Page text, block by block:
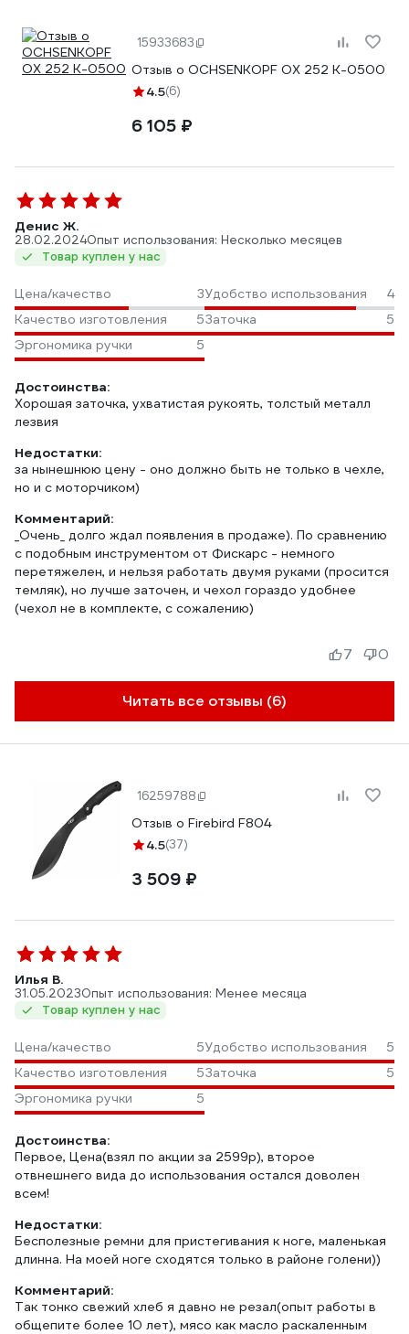
15933683
Отзыв о OCHSENKOPF OX 252 K-0500
4.5(6)
6 105 ₽
Денис Ж.
28.02.2024Опыт использования: Несколько месяцев
Товар куплен у нас
Цена/качество 3Удобство использования
4
Качество изготовления
5Заточка
5
Эргономика ручки
5
Достоинства:
Хорошая заточка, ухватистая рукоять, толстый металл
лезвия
Недостатки:
за нынешнюю цену - оно должно быть не только в чехле,
но и с моторчиком)
Комментарий:
_Очень_ долго ждал появления в продаже). По сравнению
с подобным инструментом от Фискарс - немного
перетяжелен, и нельзя работать двумя руками (просится
темляк), но лучше заточен, и чехол гораздо удобнее
(чехол не в комплекте, с сожалению)
Читать все отзывы (6)
7 0
16259788
Отзыв о Firebird F804
4.5(37)
3 509 ₽
Илья В.
31.05.2023Опыт использования: Менее месяца
Товар куплен у нас
Цена/качество 5Удобство использования
5
Качество изготовления
5Заточка
5
Эргономика ручки
5
Достоинства:
Первое, Цена(взял по акции за 2599р), второе
отвнешнего вида до использования остался доволен
всем!
Недостатки:
Бесполезные ремни для пристегивания к ноге, маленькая
длинна. На моей ноге сходятся только в районе голени))
Комментарий:
Так тонко свежий хлеб я давно не резал(опыт работы в
общепите более 10 лет), мясо как масло раскаленным